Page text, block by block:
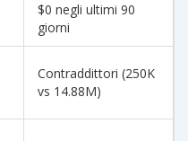
$0 negli ultimi 90
giorni
Contraddittori (250K
vs 14.88M)